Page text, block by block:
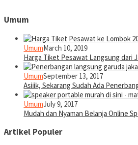
Umum
UmumMarch 10, 2019
Harga Tiket Pesawat Langsung dari
UmumSeptember 13, 2017
Asiiik, Sekarang Sudah Ada
UmumJuly 9, 2017
Mudah dan Nyaman Belanja Online
Artikel Populer